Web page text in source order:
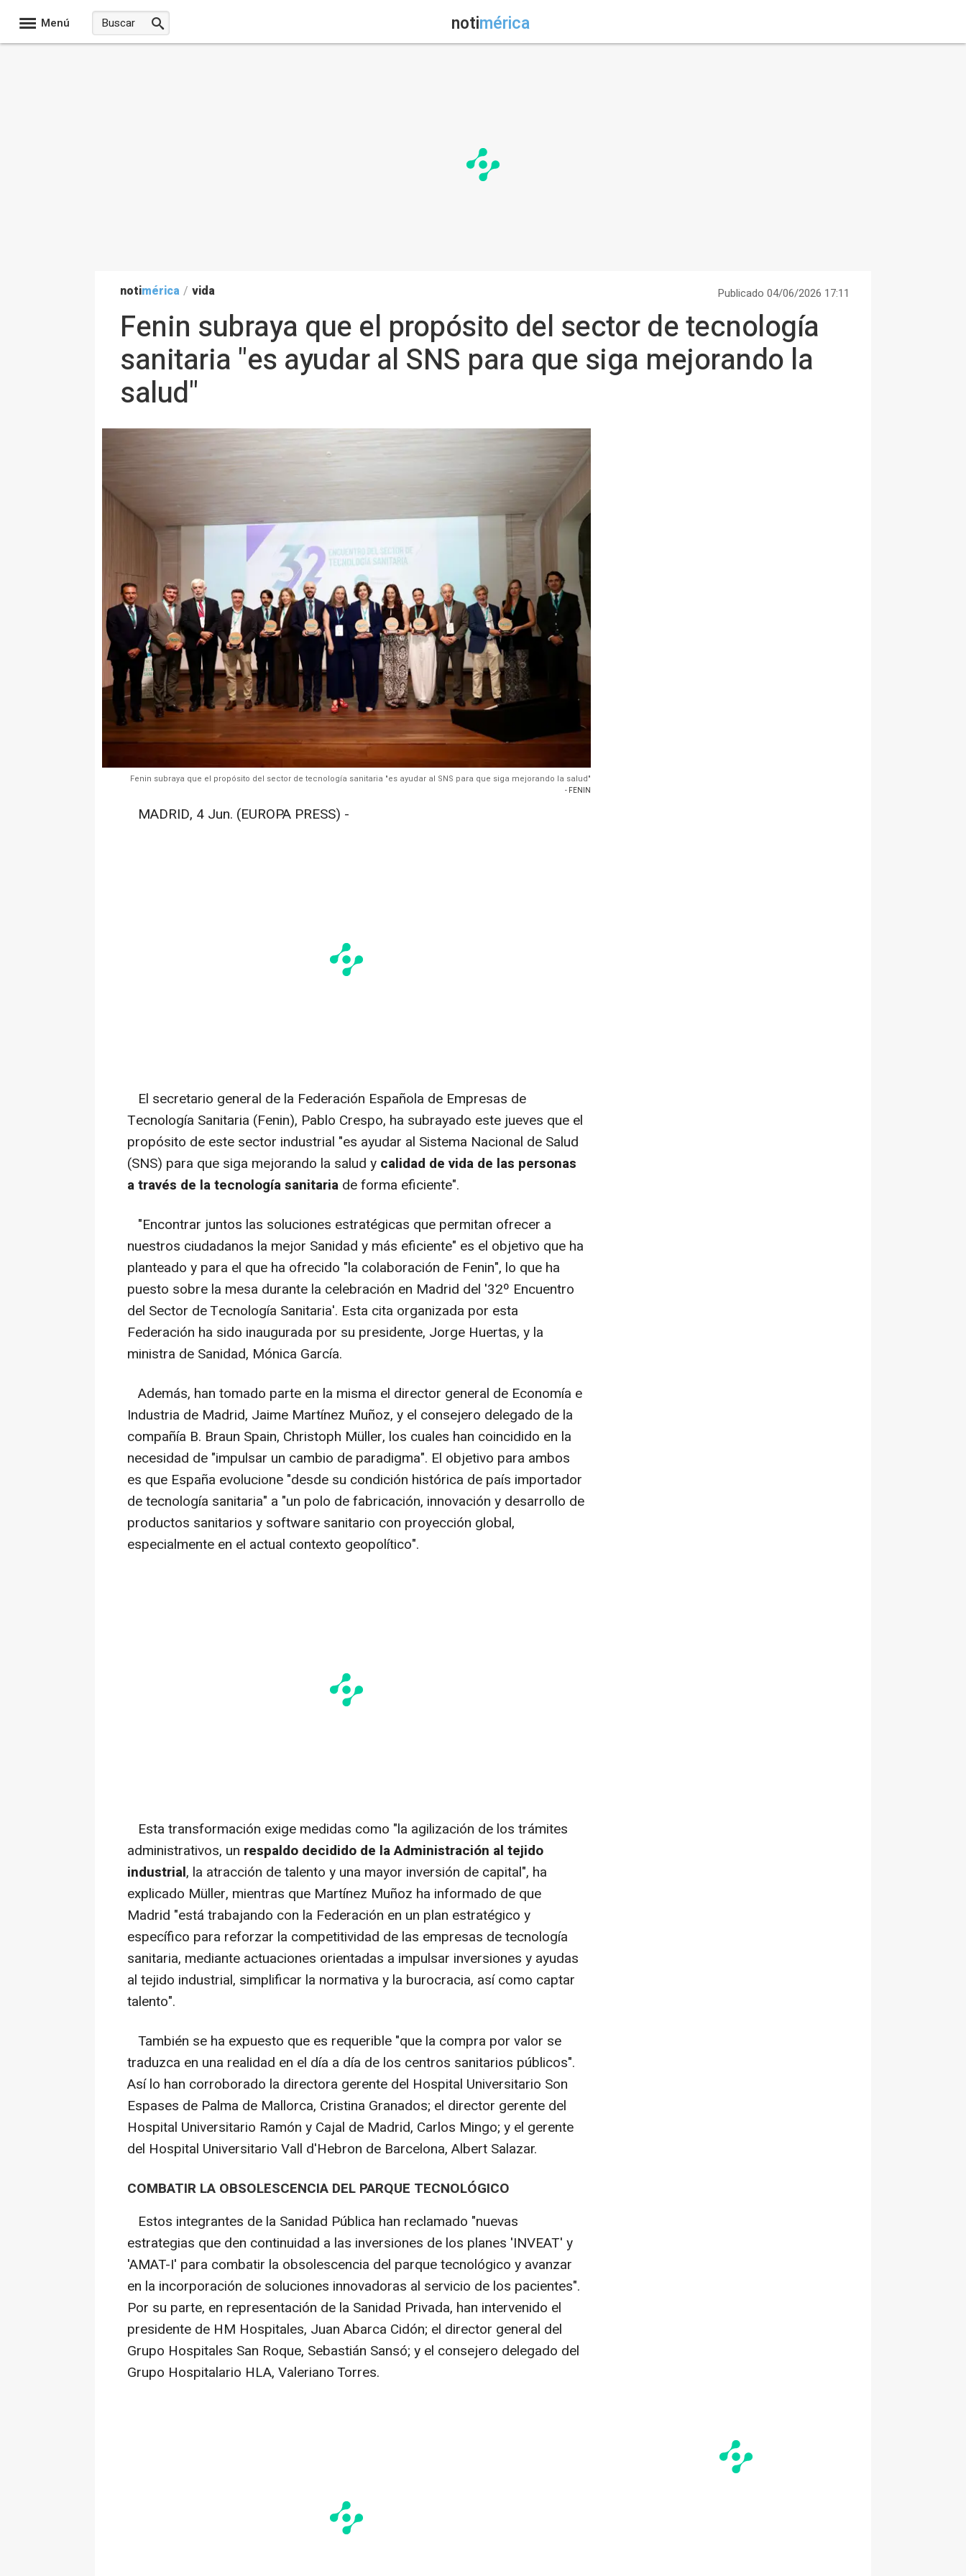
Menú notimérica
notimérica / vida Publicado 04/06/2026 17:11
Fenin subraya que el propósito del sector de tecnología
sanitaria "es ayudar al SNS para que siga mejorando la
salud"
Fenin subraya que el propósito del sector de tecnología sanitaria "es ayudar al SNS para que siga mejorando la salud"
- FENIN
MADRID, 4 Jun. (EUROPA PRESS) -
El secretario general de la Federación Española de Empresas de
Tecnología Sanitaria (Fenin), Pablo Crespo, ha subrayado este jueves que el
propósito de este sector industrial "es ayudar al Sistema Nacional de Salud
(SNS) para que siga mejorando la salud y calidad de vida de las personas
a través de la tecnología sanitaria de forma eficiente".
"Encontrar juntos las soluciones estratégicas que permitan ofrecer a
nuestros ciudadanos la mejor Sanidad y más eficiente" es el objetivo que ha
planteado y para el que ha ofrecido "la colaboración de Fenin", lo que ha
puesto sobre la mesa durante la celebración en Madrid del '32º Encuentro
del Sector de Tecnología Sanitaria'. Esta cita organizada por esta
Federación ha sido inaugurada por su presidente, Jorge Huertas, y la
ministra de Sanidad, Mónica García.
Además, han tomado parte en la misma el director general de Economía e
Industria de Madrid, Jaime Martínez Muñoz, y el consejero delegado de la
compañía B. Braun Spain, Christoph Müller, los cuales han coincidido en la
necesidad de "impulsar un cambio de paradigma". El objetivo para ambos
es que España evolucione "desde su condición histórica de país importador
de tecnología sanitaria" a "un polo de fabricación, innovación y desarrollo de
productos sanitarios y software sanitario con proyección global,
especialmente en el actual contexto geopolítico".
Esta transformación exige medidas como "la agilización de los trámites
administrativos, un respaldo decidido de la Administración al tejido
industrial, la atracción de talento y una mayor inversión de capital", ha
explicado Müller, mientras que Martínez Muñoz ha informado de que
Madrid "está trabajando con la Federación en un plan estratégico y
específico para reforzar la competitividad de las empresas de tecnología
sanitaria, mediante actuaciones orientadas a impulsar inversiones y ayudas
al tejido industrial, simplificar la normativa y la burocracia, así como captar
talento".
También se ha expuesto que es requerible "que la compra por valor se
traduzca en una realidad en el día a día de los centros sanitarios públicos".
Así lo han corroborado la directora gerente del Hospital Universitario Son
Espases de Palma de Mallorca, Cristina Granados; el director gerente del
Hospital Universitario Ramón y Cajal de Madrid, Carlos Mingo; y el gerente
del Hospital Universitario Vall d'Hebron de Barcelona, Albert Salazar.
COMBATIR LA OBSOLESCENCIA DEL PARQUE TECNOLÓGICO
Estos integrantes de la Sanidad Pública han reclamado "nuevas
estrategias que den continuidad a las inversiones de los planes 'INVEAT' y
'AMAT-I' para combatir la obsolescencia del parque tecnológico y avanzar
en la incorporación de soluciones innovadoras al servicio de los pacientes".
Por su parte, en representación de la Sanidad Privada, han intervenido el
presidente de HM Hospitales, Juan Abarca Cidón; el director general del
Grupo Hospitales San Roque, Sebastián Sansó; y el consejero delegado del
Grupo Hospitalario HLA, Valeriano Torres.